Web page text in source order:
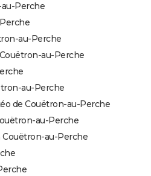
Perche
au-Perche
au-Perche
au-Perche
de Couëtron-au-Perche
au-Perche
Couëtron-au-Perche